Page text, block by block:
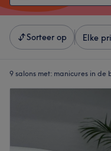
Sorteer op Elke
9 salons met: manicures in de